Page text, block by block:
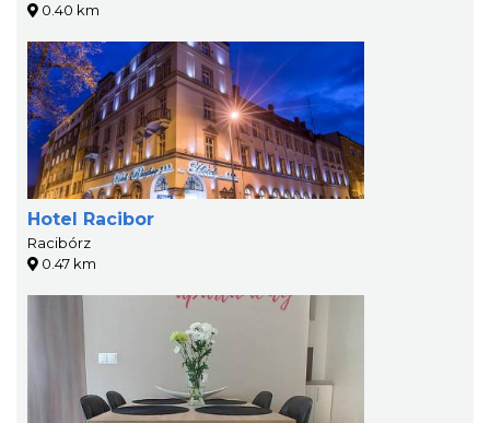
0.40 km
Hotel Racibor
Racibórz
0.47 km